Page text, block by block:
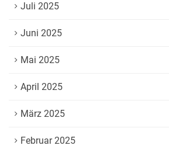
Juli 2025
Juni 2025
Mai 2025
April 2025
März 2025
Februar 2025